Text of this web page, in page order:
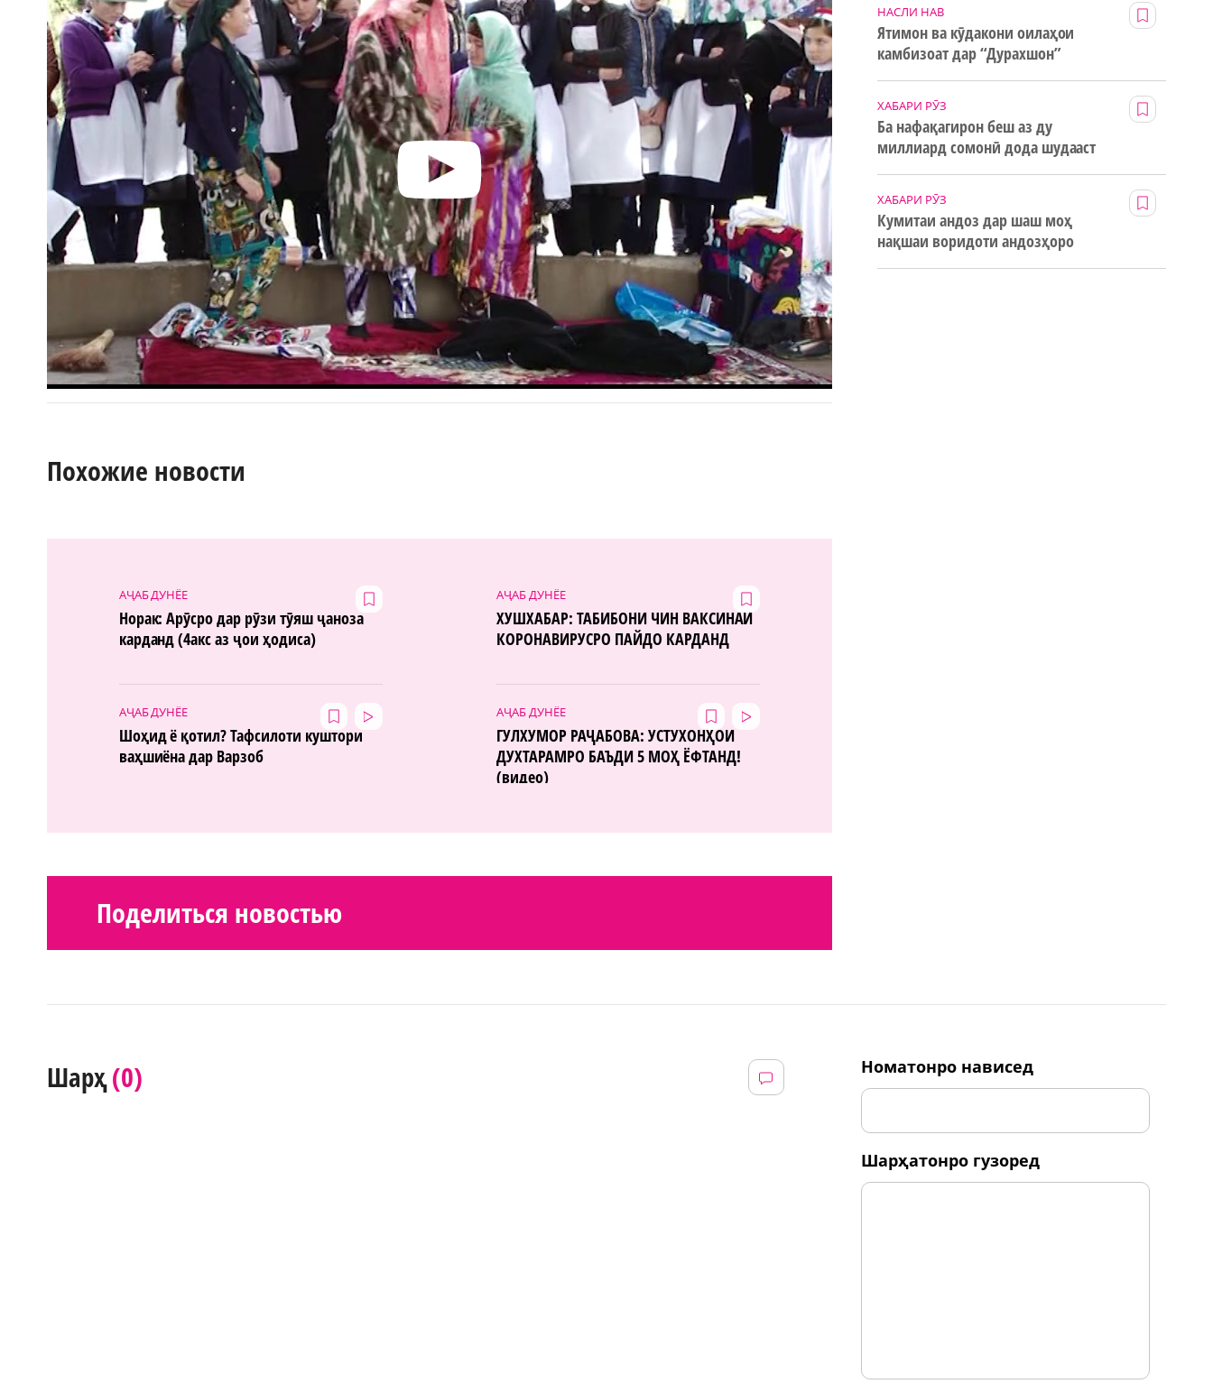
Похожие новости
АҶАБ ДУНЁЕ
Норак: Арӯсро дар рӯзи тӯяш ҷаноза
карданд (4акс аз ҷои ҳодиса)
АҶАБ ДУНЁЕ
ХУШХАБАР: ТАБИБОНИ ЧИН ВАКСИНАИ
КОРОНАВИРУСРО ПАЙДО КАРДАНД
АҶАБ ДУНЁЕ
Шоҳид ё қотил? Тафсилоти куштори
ваҳшиёна дар Варзоб
АҶАБ ДУНЁЕ
ГУЛХУМОР РАҶАБОВА: УСТУХОНҲОИ
ДУХТАРАМРО БАЪДИ 5 МОҲ ЁФТАНД!
(видео)
Поделиться новостью
НАСЛИ НАВ
Ятимон ва кӯдакони оилаҳои
камбизоат дар “Дурахшон”
ХАБАРИ РӮЗ
Ба нафақагирон беш аз ду
миллиард сомонӣ дода шудааст
ХАБАРИ РӮЗ
Кумитаи андоз дар шаш моҳ
нақшаи воридоти андозҳоро
Шарҳ(0) номатонро нависед
шарҳатонро гузоред